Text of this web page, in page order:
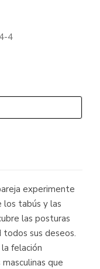
4
experimente
los tabús y las
las posturas
sus deseos.
felación
que